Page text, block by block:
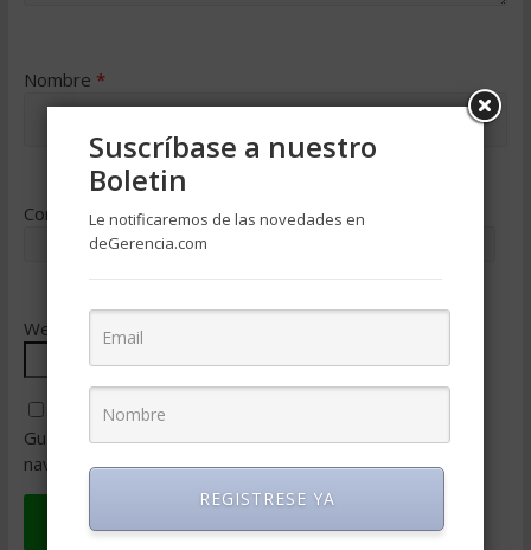
Nombre *
Correo electrónico*
Web
Guarda mi nombre, correo electrónico y web en este
navegador para la próxima vez que comente.
Suscríbase a nuestro
Boletin
Le notificaremos de las novedades en
deGerencia.com
REGISTRESE YA